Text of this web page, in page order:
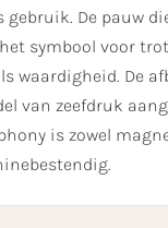
gebruik. De pauw
symbool voor
waardigheid. De
van zeefdruk
is zowel